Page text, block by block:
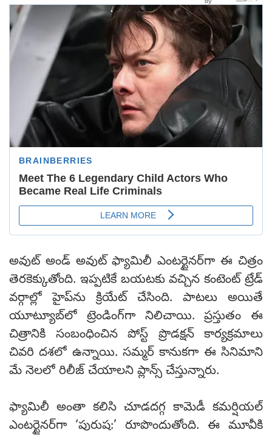
అవుట్ అండ్ అవుట్ ఫ్యామిలీ ఎంటర్టైనర్‌గా ఈ చిత్రం
తెరకెక్కుతోంది. ఇప్పటికే బయటకు వచ్చిన కంటెంట్ ట్రేడ్
వర్గాల్లో హైప్‌ను క్రియేట్ చేసింది. పాటలు అయితే
యూట్యూబ్‌లో ట్రెండింగ్‌గా నిలిచాయి. ప్రస్తుతం ఈ
చిత్రానికి సంబంధించిన పోస్ట్ ప్రొడక్షన్ కార్యక్రమాలు
చివరి దశలో ఉన్నాయి. సమ్మర్ కానుకగా ఈ సినిమాని
మే నెలలో రిలీజ్ చేయాలని ప్లాన్స్ చేస్తున్నారు.
ఫ్యామిలీ అంతా కలిసి చూడదగ్గ కామెడీ కమర్షియల్
ఎంటర్టైనర్‌గా ‘పురుష:’ రూపొందుతోంది. ఈ మూవీకి